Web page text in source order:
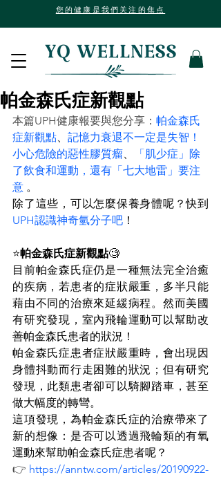
您的健康是我們关注的焦点
帕金森氏症新觀點
本篇UPH健康報要與您分享： 帕金森氏
症新觀點、 記憶力衰退不一定是失智！
小心危險的惡性膠質瘤、
「肌少症」除
了飲食和運動，還有「七大地雷」要注
意 。
除了這些，可以怎麼保養身體呢？快到
UPH認識神奇氫分子吧 ！
⭐帕金森氏症新觀點🧐
目前帕金森氏症仍是一種無法完全治癒
的疾病，若患者的症狀嚴重，多半只能
藉由不同的治療來延緩病程。然而美國
有研究發現，室內飛輪運動可以幫助改
善帕金森氏患者的狀況！
帕金森氏症患者症狀嚴重時，會出現因
身體抖動而行走困難的狀況；但有研究
發現，此類患者卻可以騎腳踏車，甚至
做大幅度的轉彎。
這項發現，為帕金森氏症的治療帶來了
新的想像：是否可以透過飛輪類的有氧
運動來幫助帕金森氏症患者呢？
👉 https://anntw.com/articles/20190922-